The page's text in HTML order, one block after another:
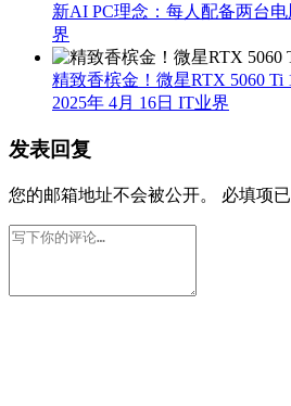
新AI PC理念：每人配备两台电
界
精致香槟金！微星RTX 5060 Ti
2025年 4月 16日 IT业界
发表回复
您的邮箱地址不会被公开。 必填项